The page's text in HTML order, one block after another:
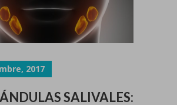
2017
SALIVALES: